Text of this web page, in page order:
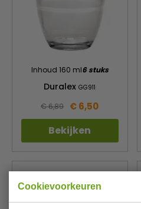
Cookievoorkeuren
Inhoud 160 ml6 stuks
DuralexGG911
€ 6,89 € 6,50
Bekijken